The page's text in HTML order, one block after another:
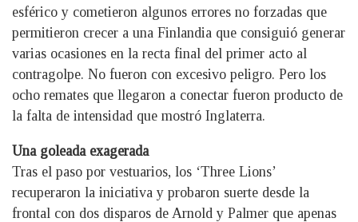
esférico y cometieron algunos errores no forzadas que
permitieron crecer a una Finlandia que consiguió generar
varias ocasiones en la recta final del primer acto al
contragolpe. No fueron con excesivo peligro. Pero los
ocho remates que llegaron a conectar fueron producto de
la falta de intensidad que mostró Inglaterra.
Una goleada exagerada
Tras el paso por vestuarios, los ‘Three Lions’
recuperaron la iniciativa y probaron suerte desde la
frontal con dos disparos de Arnold y Palmer que apenas